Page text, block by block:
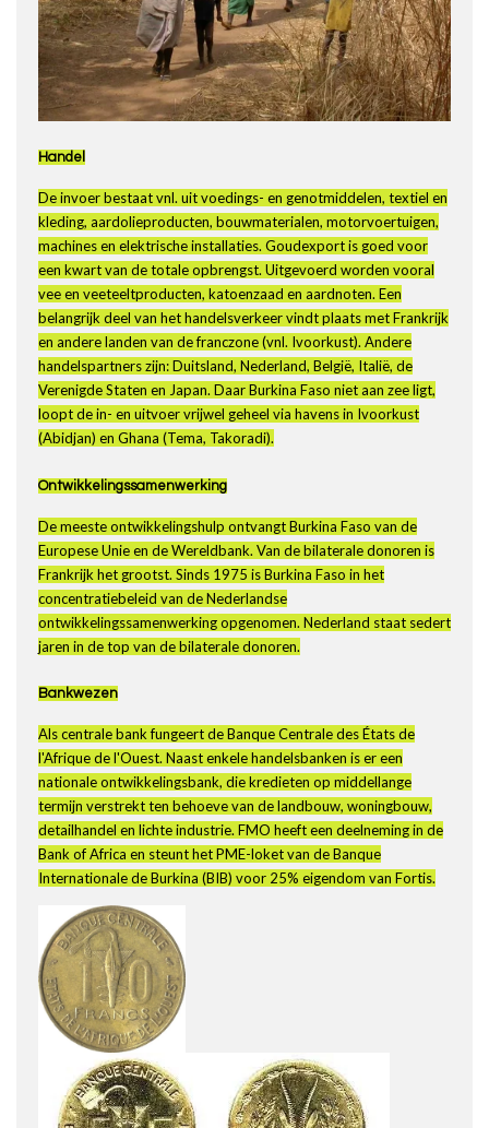
Handel
De invoer bestaat vnl. uit voedings- en genotmiddelen, textiel en
kleding, aardolieproducten, bouwmaterialen, motorvoertuigen,
machines en elektrische installaties. Goudexport is goed voor
een kwart van de totale opbrengst. Uitgevoerd worden vooral
vee en veeteeltproducten, katoenzaad en aardnoten. Een
belangrijk deel van het handelsverkeer vindt plaats met Frankrijk
en andere landen van de franczone (vnl. Ivoorkust). Andere
handelspartners zijn: Duitsland, Nederland, België, Italië, de
Verenigde Staten en Japan. Daar Burkina Faso niet aan zee ligt,
loopt de in- en uitvoer vrijwel geheel via havens in Ivoorkust
(Abidjan) en Ghana (Tema, Takoradi).
Ontwikkelingssamenwerking
De meeste ontwikkelingshulp ontvangt Burkina Faso van de
Europese Unie en de Wereldbank. Van de bilaterale donoren is
Frankrijk het grootst. Sinds 1975 is Burkina Faso in het
concentratiebeleid van de Nederlandse
ontwikkelingssamenwerking opgenomen. Nederland staat sedert
jaren in de top van de bilaterale donoren.
Bankwezen
Als centrale bank fungeert de Banque Centrale des États de
l'Afrique de l'Ouest. Naast enkele handelsbanken is er een
nationale ontwikkelingsbank, die kredieten op middellange
termijn verstrekt ten behoeve van de landbouw, woningbouw,
detailhandel en lichte industrie. FMO heeft een deelneming in de
Bank of Africa en steunt het PME-loket van de Banque
Internationale de Burkina (BIB) voor 25% eigendom van Fortis.